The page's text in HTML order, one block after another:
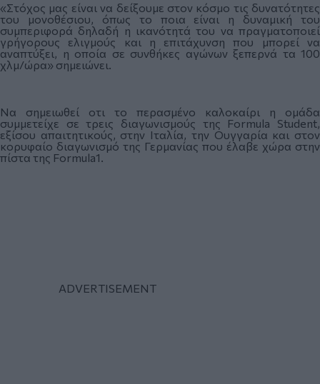
«Στόχος μας είναι να δείξουμε στον κόσμο τις δυνατότητες
του μονοθέσιου, όπως το ποια είναι η δυναμική του
συμπεριφορά δηλαδή η ικανότητά του να πραγματοποιεί
γρήγορους ελιγμούς και η επιτάχυνση που μπορεί να
αναπτύξει, η οποία σε συνθήκες αγώνων ξεπερνά τα 100
χλμ/ώρα» σημειώνει.
Να σημειωθεί οτι το περασμένο καλοκαίρι η ομάδα
συμμετείχε σε τρεις διαγωνισμούς της Formula Student,
εξίσου απαιτητικούς, στην Ιταλία, την Ουγγαρία και στον
κορυφαίο διαγωνισμό της Γερμανίας που έλαβε χώρα στην
πίστα της Formula1.